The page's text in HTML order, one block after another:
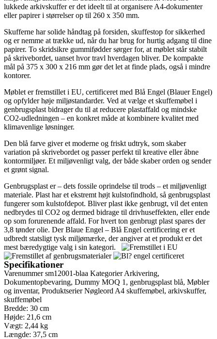
lukkede arkivskuffer er det ideelt til at organisere A4-dokumenter
eller papirer i størrelser op til 260 x 350 mm.
Skufferne har solide håndtag på forsiden, skuffestop for sikkerhed
og er nemme at trække ud, når du har brug for hurtig adgang til dine
papirer. To skridsikre gummifødder sørger for, at møblet står stabilt
på skrivebordet, uanset hvor travl hverdagen bliver. De kompakte
mål på 375 x 300 x 216 mm gør det let at finde plads, også i mindre
kontorer.
Møblet er fremstillet i EU, certificeret med Blå Engel (Blauer Engel)
og opfylder høje miljøstandarder. Ved at vælge et skuffemøbel i
genbrugsplast bidrager du til at reducere plastaffald og mindske
CO2-udledningen – en konkret måde at kombinere kvalitet med
klimavenlige løsninger.
Den blå farve giver et moderne og friskt udtryk, som skaber
variation på skrivebordet og passer perfekt til kreative eller åbne
kontormiljøer. Et miljøvenligt valg, der både skaber orden og sender
et grønt signal.
Genbrugsplast er – dets fossile oprindelse til trods – et miljøvenligt
materiale. Plast har et ekstremt højt kulstofindhold, så genbrugsplast
fungerer som kulstofdepot. Bliver plast ikke genbrugt, vil det enten
nedbrydes til CO2 og dermed bidrage til drivhuseffekten, eller ende
op som forurenende affald. For hvert ton genbrugt plast spares der
3,8 tønder olie. Der Blaue Engel – Blå Engel certificering er et
udbredt statsligt tysk miljømærke, der angiver at et produkt er det
mest bæredygtige valg i sin kategori.
Specifikationer
Varenummersm12001-blaa Kategorier Arkivering,
Dokumentopbevaring, Dummy MOQ 1 , genbrugsplast blå, Møbler
og inventar, Produktserier Nøgleord A4 skuffemøbel, arkivskuffer,
skuffemøbel
Bredde: 30 cm
Højde: 21,6 cm
Vægt: 2,44 kg
Længde: 37,5 cm